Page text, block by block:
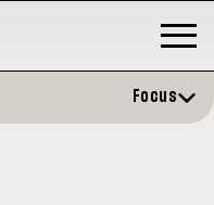
Focus